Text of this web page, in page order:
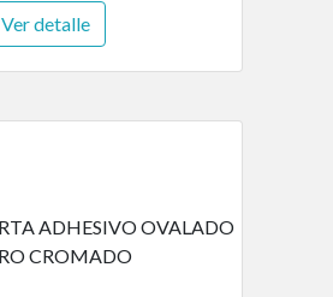
Ver detalle